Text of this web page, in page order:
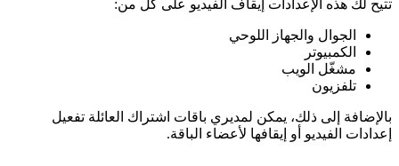
تتيح لك هذه الإعدادات إيقاف الفيديو على كلٍّ من:
الجوال والجهاز اللوحي
الكمبيوتر
مشغّل الويب
تلفزيون
بالإضافة إلى ذلك، يمكن لمديري باقات اشتراك العائلة تفعيل
إعدادات الفيديو أو إيقافها لأعضاء الباقة.